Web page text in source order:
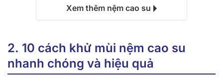
Xem thêm nệm cao su
2. 10 cách khử mùi nệm cao su
nhanh chóng và hiệu quả